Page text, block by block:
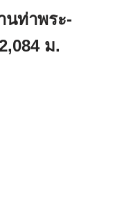
นท่าพระ-
ม.